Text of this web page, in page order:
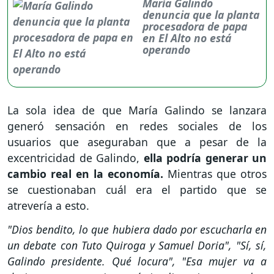
María Galindo
denuncia que la planta
procesadora de papa
en El Alto no está
operando
La sola idea de que María Galindo se lanzara
generó sensación en redes sociales de los
usuarios que aseguraban que a pesar de la
excentricidad de Galindo, ella podría generar un
cambio real en la economía. Mientras que otros
se cuestionaban cuál era el partido que se
atrevería a esto.
"Dios bendito, lo que hubiera dado por escucharla en
un debate con Tuto Quiroga y Samuel Doria", "Sí, sí,
Galindo presidente. Qué locura", "Esa mujer va a